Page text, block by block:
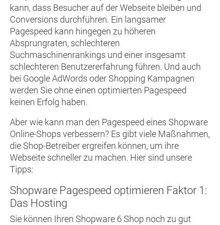
kann, dass Besucher auf der Webseite bleiben und
Conversions durchführen. Ein langsamer
Pagespeed kann hingegen zu höheren
Absprungraten, schlechteren
Suchmaschinenrankings und einer insgesamt
schlechteren Benutzererfahrung führen. Und auch
bei Google AdWords oder Shopping Kampagnen
werden Sie ohne einen optimierten Pagespeed
keinen Erfolg haben.
Aber wie kann man den Pagespeed eines Shopware
Online-Shops verbessern? Es gibt viele Maßnahmen,
die Shop-Betreiber ergreifen können, um ihre
Webseite schneller zu machen. Hier sind unsere
Tipps:
Shopware Pagespeed optimieren Faktor 1:
Das Hosting
Sie können Ihren Shopware 6 Shop noch zu gut